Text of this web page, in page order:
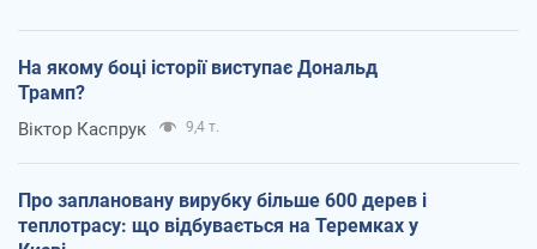
На якому боці історії виступає Дональд
Трамп?
Віктор Каспрук 9,4 т.
Про заплановану вирубку більше 600 дерев і
теплотрасу: що відбувається на Теремках у